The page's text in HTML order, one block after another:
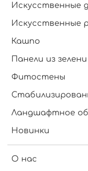
Искусственные
Искусственные
Кашпо
Панели из зелени
Фитостены
Ландшафтное
Новинки
О нас